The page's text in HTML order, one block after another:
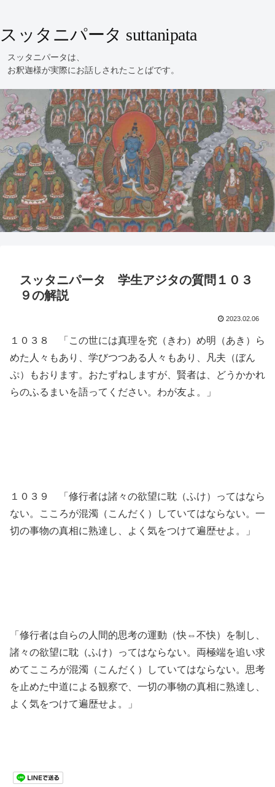
スッタニパータ suttanipata
スッタニパータ 学生アジタの質問１０３
９の解説
2023.02.06
１０３８ 「この世には真理を究（きわ）め明（あき）ら
めた人々もあり、学びつつある人々もあり、凡夫（ぼん
ぷ）もおります。おたずねしますが、賢者は、どうかかれ
らのふるまいを語ってください。わが友よ。」
１０３９ 「修行者は諸々の欲望に耽（ふけ）ってはなら
ない。こころが混濁（こんだく）していてはならない。一
切の事物の真相に熟達し、よく気をつけて遍歴せよ。」
「修行者は自らの人間的思考の運動（快⇔不快）を制し、
諸々の欲望に耽（ふけ）ってはならない。両極端を追い求
めてこころが混濁（こんだく）していてはならない。思考
を止めた中道による観察で、一切の事物の真相に熟達し、
よく気をつけて遍歴せよ。」